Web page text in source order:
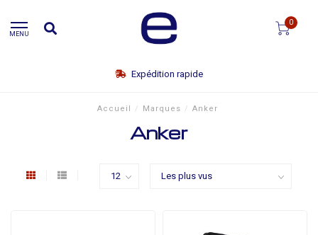
MENU
0
Expédition rapide
Accueil / Marques / Anker
Anker